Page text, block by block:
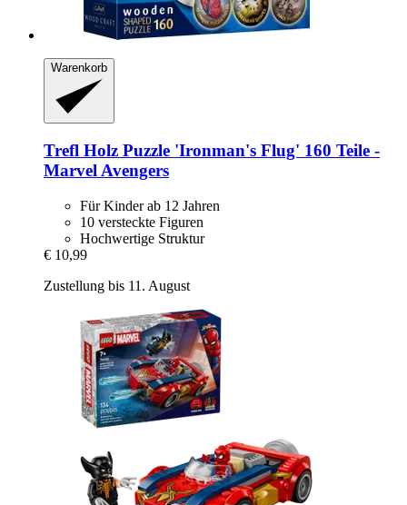
Warenkorb
Trefl Holz Puzzle 'Ironman's Flug' 160 Teile -​
Marvel Avengers
Für Kinder ab 12 Jahren
10 versteckte Figuren
Hochwertige Struktur
€ 10,99
Zustellung bis 11. August